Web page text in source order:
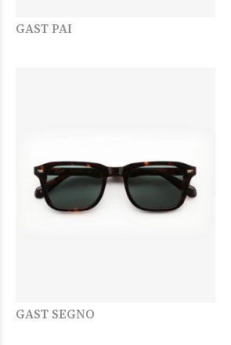
GAST PAI
GAST SEGNO